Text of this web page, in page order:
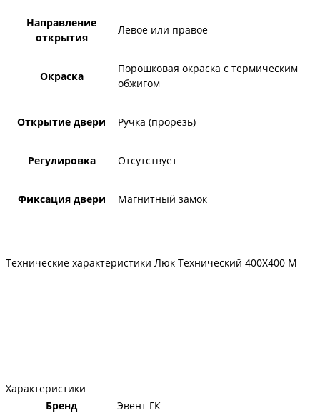
Направление
открытия
Левое или правое
Окраска
Порошковая окраска с термическим
обжигом
Открытие двери Ручка (прорезь)
Регулировка Отсутствует
Фиксация двери Магнитный замок
Технические характеристики Люк Технический 400Х400 М
Характеристики
Бренд
Эвент ГК